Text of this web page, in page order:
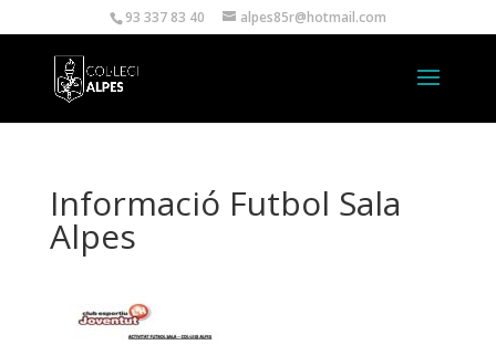
93 337 83 40 alpes85r@hotmail.com
Informació Futbol Sala
Alpes